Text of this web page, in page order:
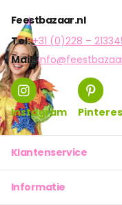
Feestbazaar.nl
Tel:+31 (0)228 –
Mail:
Instagram
Klantenservice
Informatie